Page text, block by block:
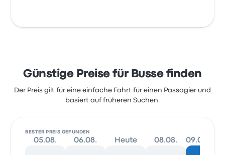
Günstige Preise für Busse finden
Der Preis gilt für eine einfache Fahrt für einen Passagier und
basiert auf früheren Suchen.
BESTER PREIS GEFUNDEN
05.08. 06.08. Heute 08.08. 09.08.